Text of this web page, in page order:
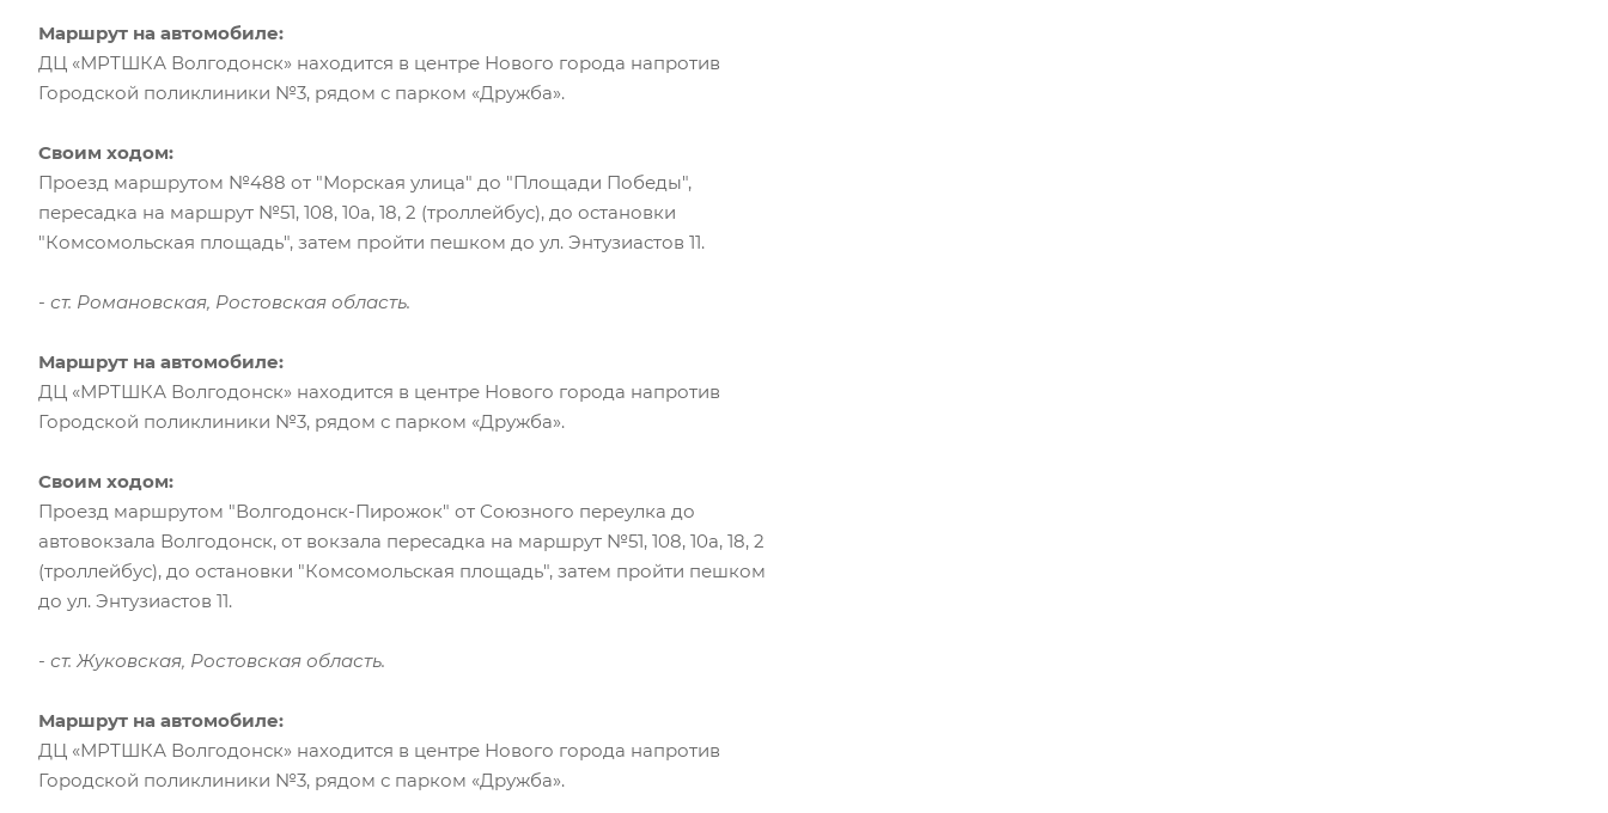
Маршрут на автомобиле:
ДЦ «МРТШКА Волгодонск» находится в центре Нового города напротив
Городской поликлиники №3, рядом с парком «Дружба».
Своим ходом:
Проезд маршрутом №488 от "Морская улица" до "Площади Победы",
пересадка на маршрут №51, 108, 10а, 18, 2 (троллейбус), до остановки
"Комсомольская площадь", затем пройти пешком до ул. Энтузиастов 11.
- ст. Романовская, Ростовская область.
Маршрут на автомобиле:
ДЦ «МРТШКА Волгодонск» находится в центре Нового города напротив
Городской поликлиники №3, рядом с парком «Дружба».
Своим ходом:
Проезд маршрутом "Волгодонск-Пирожок" от Союзного переулка до
автовокзала Волгодонск, от вокзала пересадка на маршрут №51, 108, 10а, 18, 2
(троллейбус), до остановки "Комсомольская площадь", затем пройти пешком
до ул. Энтузиастов 11.
- ст. Жуковская, Ростовская область.
Маршрут на автомобиле:
ДЦ «МРТШКА Волгодонск» находится в центре Нового города напротив
Городской поликлиники №3, рядом с парком «Дружба».